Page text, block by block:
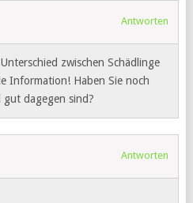
Antworten
zwischen Schädlinge
Information! Haben Sie noch
dagegen sind?
Antworten